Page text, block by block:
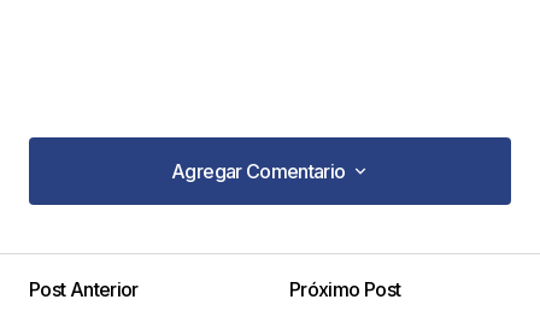
Agregar Comentario
Agregar Comentario
Post Anterior
Próximo Post